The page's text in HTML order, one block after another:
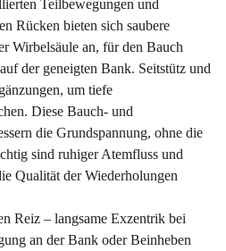
Teilbewegungen und
Rücken bieten sich saubere
Wirbelsäule an, für den Bauch
der geneigten Bank. Seitstütz und
um tiefe
Diese Bauch- und
die Grundspannung, ohne die
sind ruhiger Atemfluss und
Qualität der Wiederholungen
Reiz – langsame Exzentrik bei
an der Bank oder Beinheben